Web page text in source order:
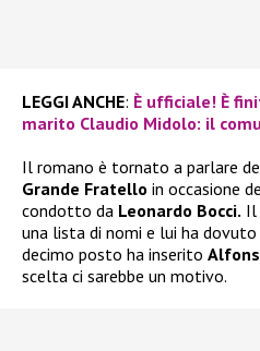
LEGGI ANCHE: È ufficiale! È
marito Claudio Midolo: il
Il romano è tornato a parlare
Grande Fratello in occasione
condotto da Leonardo Bocci. Il
una lista di nomi e lui ha
decimo posto ha inserito
scelta ci sarebbe un motivo.